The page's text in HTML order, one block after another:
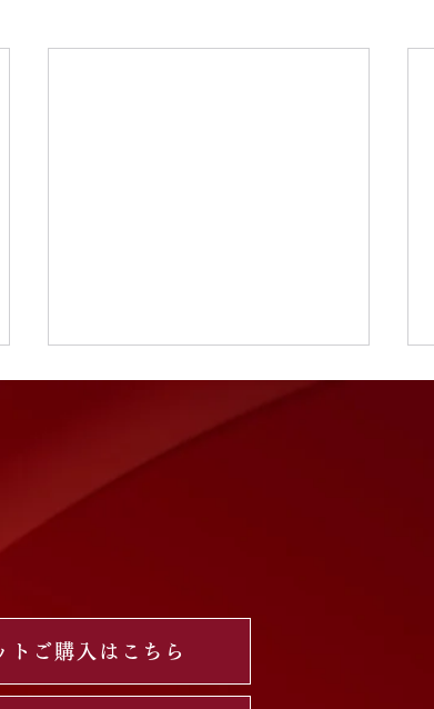
GGG plus リハーサル鑑賞チ
本番前の緊張感あふれる舞台裏を
体感できる、 特別な「リハーサ
過程や、本番直前ならではの真剣
な空気感をご覧いただけます。
認、 プロダンサーによる細かな
トご購入はこちら